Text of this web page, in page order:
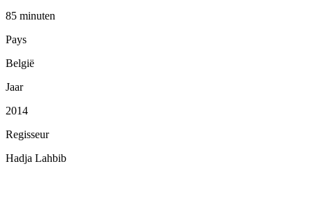
85 minuten
Pays
België
Jaar
2014
Regisseur
Hadja Lahbib